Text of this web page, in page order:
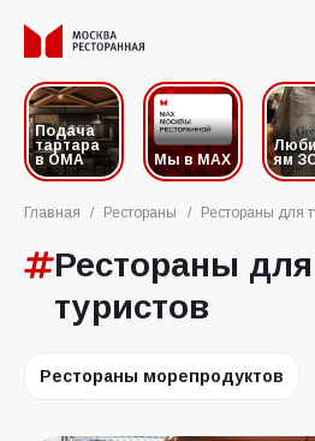
Подача
тартара
в ОМА
Мы в MAX
ям
Главная / Рестораны / Рестораны для
Рестораны для
туристов
Рестораны морепродуктов